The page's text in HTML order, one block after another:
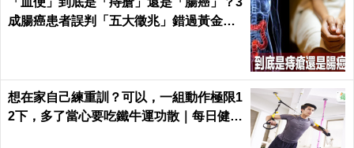
成腸癌患者誤判「五大徵兆」錯過黃金治
想在家自己練重訓？可以，一組動作極限1
2下，多了當心要吃鐵牛運功散｜每日健康